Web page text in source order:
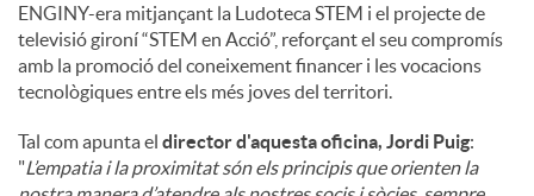
ENGINY-era mitjançant la Ludoteca STEM i el projecte de
televisió gironí “STEM en Acció”, reforçant el seu compromís
amb la promoció del coneixement financer i les vocacions
tecnològiques entre els més joves del territori.
Tal com apunta el director d'aquesta oficina, Jordi Puig:
"L’empatia i la proximitat són els principis que orienten la